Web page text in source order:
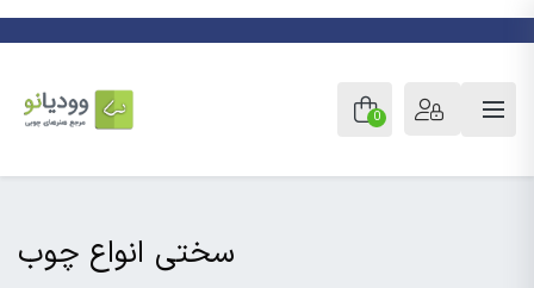
0
سختی انواع چوب